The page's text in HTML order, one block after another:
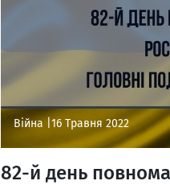
Війна | 16 Травня 2022
82-й день